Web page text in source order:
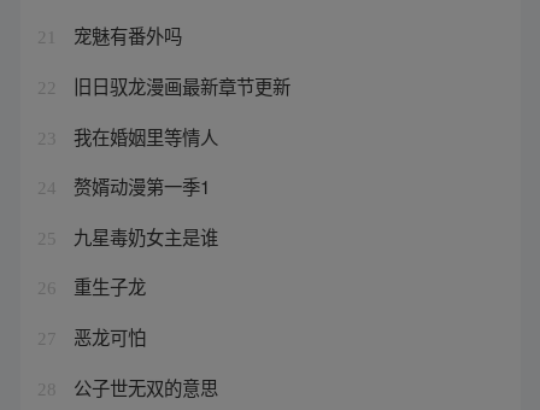
21 宠魅有番外吗
22 旧日驭龙漫画最新章节更新
23 我在婚姻里等情人
24 赘婿动漫第一季1
25 九星毒奶女主是谁
26 重生子龙
27 恶龙可怕
28 公子世无双的意思